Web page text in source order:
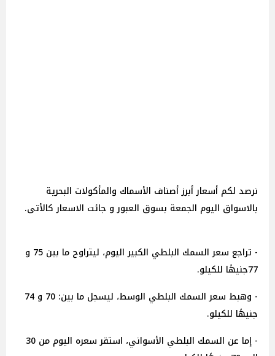
نرصد لكم أسعار أبرز أصناف الأسماك والمأكولات البحرية
بالاسواق اليوم الجمعة بسوق العبور و جائت الاسعار كالأتى.
- تراجع سعر السمك البلطي الكبير اليوم، ليتراوح ما بين 75 و
77جنيهًا للكيلو.
- وهبط سعر السمك البلطي الوسط، ليسجل ما بين: 70 و 74
جنيهًا للكيلو.
- إما عن السمك البلطي الأسواني، استقر سعره اليوم من 30